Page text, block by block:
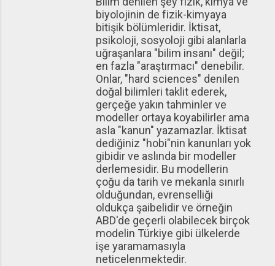
biyolojinin de fizik-kimyaya
bitişik bölümleridir. İktisat,
psikoloji, sosyoloji gibi alanlarla
uğraşanlara "bilim insanı" değil;
en fazla "araştırmacı" denebilir.
Onlar, "hard sciences" denilen
doğal bilimleri taklit ederek,
gerçeğe yakın tahminler ve
modeller ortaya koyabilirler ama
asla "kanun" yazamazlar. İktisat
dediğiniz "hobi"nin kanunları yok
gibidir ve aslında bir modeller
derlemesidir. Bu modellerin
çoğu da tarih ve mekanla sınırlı
olduğundan, evrenselliği
oldukça şaibelidir ve örneğin
ABD'de geçerli olabilecek birçok
modelin Türkiye gibi ülkelerde
işe yaramamasıyla
neticelenmektedir.